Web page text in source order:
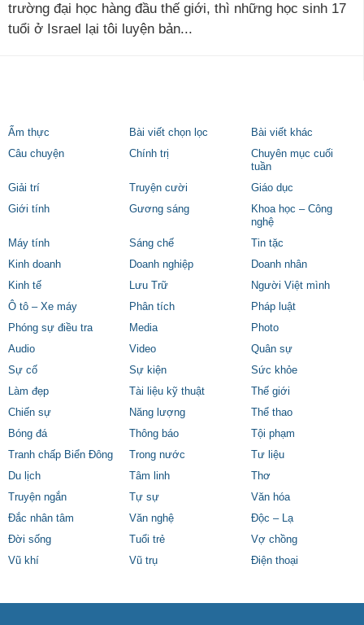
trường đại học hàng đầu thế giới, thì những học sinh 17
tuổi ở Israel lại tôi luyện bản...
Ẩm thực Bài viết chọn lọc
Bài viết khác
Câu chuyện
Chính trị
Chuyên mục cuối
tuần
Giải trí
Truyện cười
Giáo dục
Giới tính
Gương sáng
Khoa học – Công
nghệ
Máy tính
Sáng chế
Tin tặc
Kinh doanh
Doanh nghiệp
Doanh nhân
Kinh tế
Lưu Trữ
Người Việt mình
Ô tô – Xe máy
Phân tích
Pháp luật
Phóng sự điều tra
Media
Photo
Audio
Video
Quân sự
Sự cố
Sự kiện
Sức khỏe
Làm đẹp
Tài liệu kỹ thuật
Thế giới
Chiến sự
Năng lượng
Thể thao
Bóng đá
Thông báo
Tội phạm
Tranh chấp Biển Đông
Trong nước
Tư liệu
Du lịch
Tâm linh
Thơ
Truyện ngắn
Tự sự
Văn hóa
Đắc nhân tâm
Văn nghệ
Độc – Lạ
Đời sống
Tuổi trẻ
Vợ chồng
Vũ khí
Vũ trụ Điện thoại